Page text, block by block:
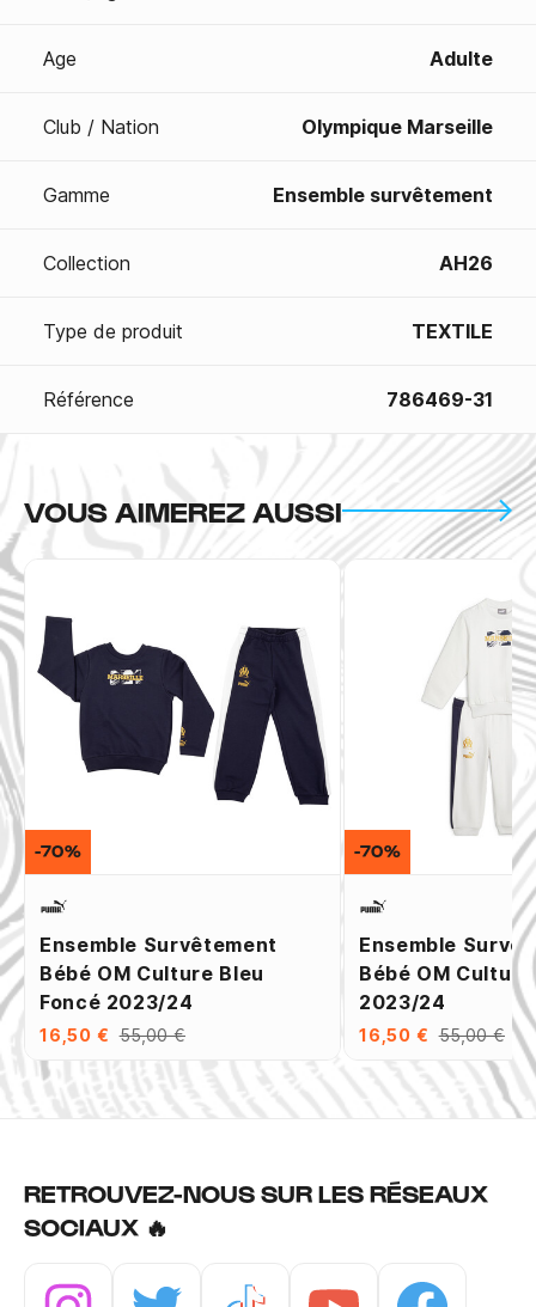
Age Adulte
Club / Nation Olympique Marseille
Gamme Ensemble survêtement
Collection AH26
Type de produit TEXTILE
Référence 786469-31
VOUS AIMEREZ AUSSI
Ensemble Survêtement
Bébé OM Culture Bleu
Foncé 2023/24
16,50 € 55,00 €
-70%
Ensemble
Bébé OM
2023/24
16,50 € 55,00 €
-70%
RETROUVEZ-NOUS SUR LES RÉSEAUX
SOCIAUX 🔥